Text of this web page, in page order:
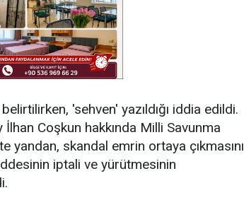
'sehven' yazıldığı iddia edildi.
Coşkun hakkında Milli Savunma
yandan, skandal emrin ortaya çıkmasını
iptali ve yürütmesinin